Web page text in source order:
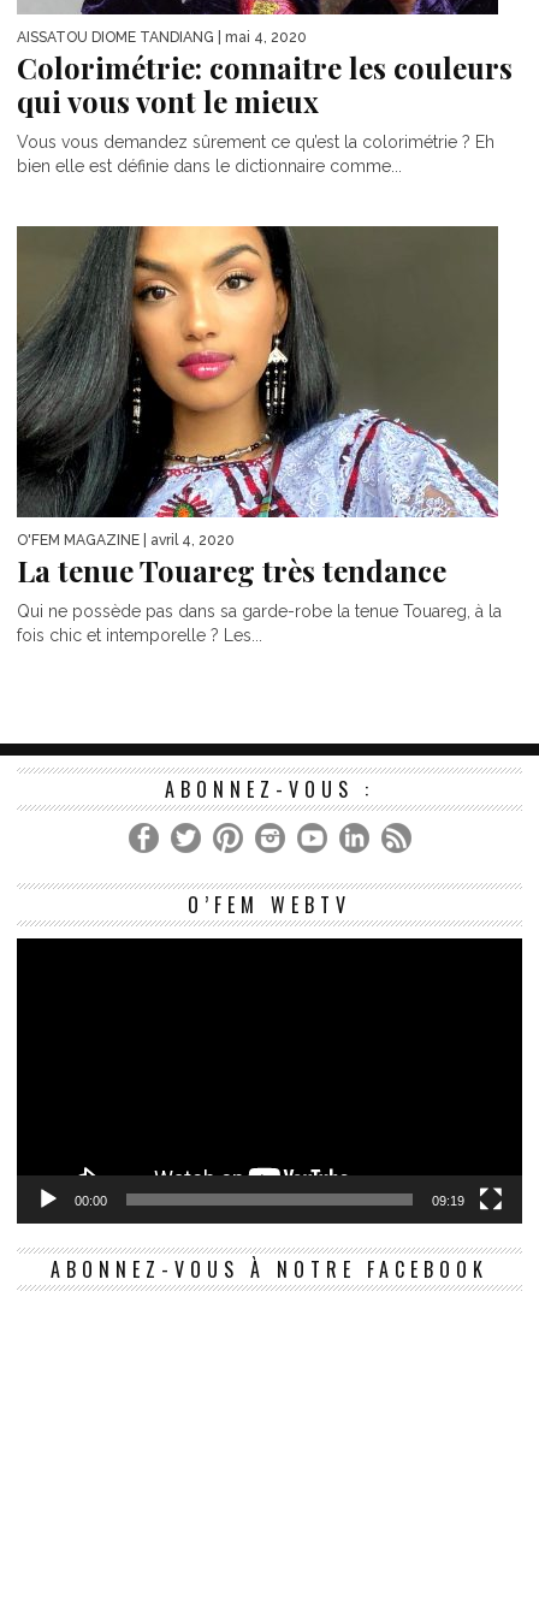
AISSATOU DIOME TANDIANG | mai 4, 2020
Colorimétrie: connaitre les couleurs
qui vous vont le mieux
Vous vous demandez sûrement ce qu’est la colorimétrie ? Eh
bien elle est définie dans le dictionnaire comme...
O'FEM MAGAZINE | avril 4, 2020
La tenue Touareg très tendance
Qui ne possède pas dans sa garde-robe la tenue Touareg, à la
fois chic et intemporelle ? Les...
ABONNEZ-VOUS :
O’FEM WEBTV
00:00 09:19
ABONNEZ-VOUS À NOTRE FACEBOOK